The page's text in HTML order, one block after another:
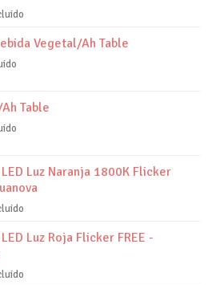
Vegetal/Ah Table
Table
Luz Naranja 1800K Flicker
Luz Roja Flicker FREE -